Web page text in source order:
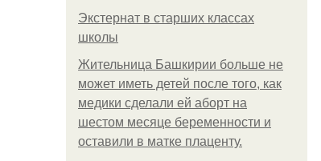
Экстернат в старших классах
школы
Жительница Башкирии больше не
может иметь детей после того, как
медики сделали ей аборт на
шестом месяце беременности и
оставили в матке плаценту.